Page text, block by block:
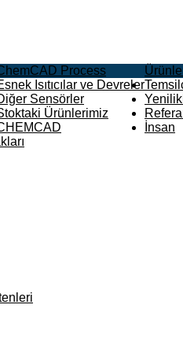
Process
Isıtıcılar ve Devreler
Sensörler
Ürünlerimiz
İnsan